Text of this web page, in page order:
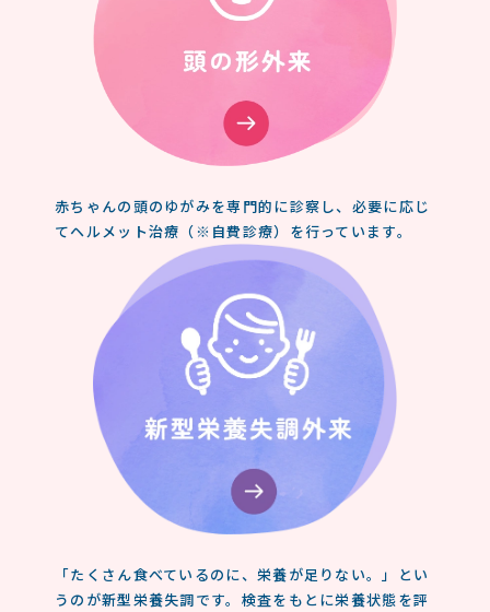
赤ちゃんの頭のゆがみを専門的に診察し、必要に応じ
てヘルメット治療（※自費診療）を行っています。
「たくさん食べているのに、栄養が足りない。」とい
うのが新型栄養失調です。検査をもとに栄養状態を評